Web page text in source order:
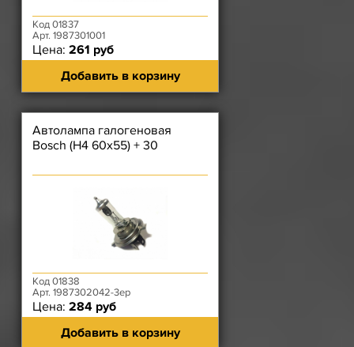
Код 01837
Арт. 1987301001
Цена: 261 руб
Добавить в корзину
Автолампа галогеновая
Bosch (H4 60х55) + 30
Код 01838
Арт. 1987302042-3ep
Цена: 284 руб
Добавить в корзину